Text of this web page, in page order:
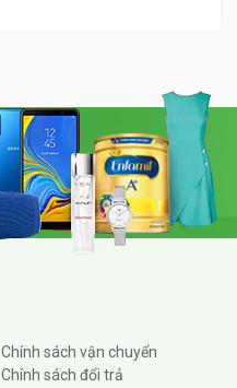
Chính sách vận chuyển
Chính sách đổi trả